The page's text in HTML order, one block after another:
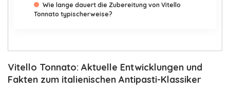
Wie lange dauert die Zubereitung von Vitello
Tonnato typischerweise?
Vitello Tonnato: Aktuelle Entwicklungen und
Fakten zum italienischen Antipasti-Klassiker